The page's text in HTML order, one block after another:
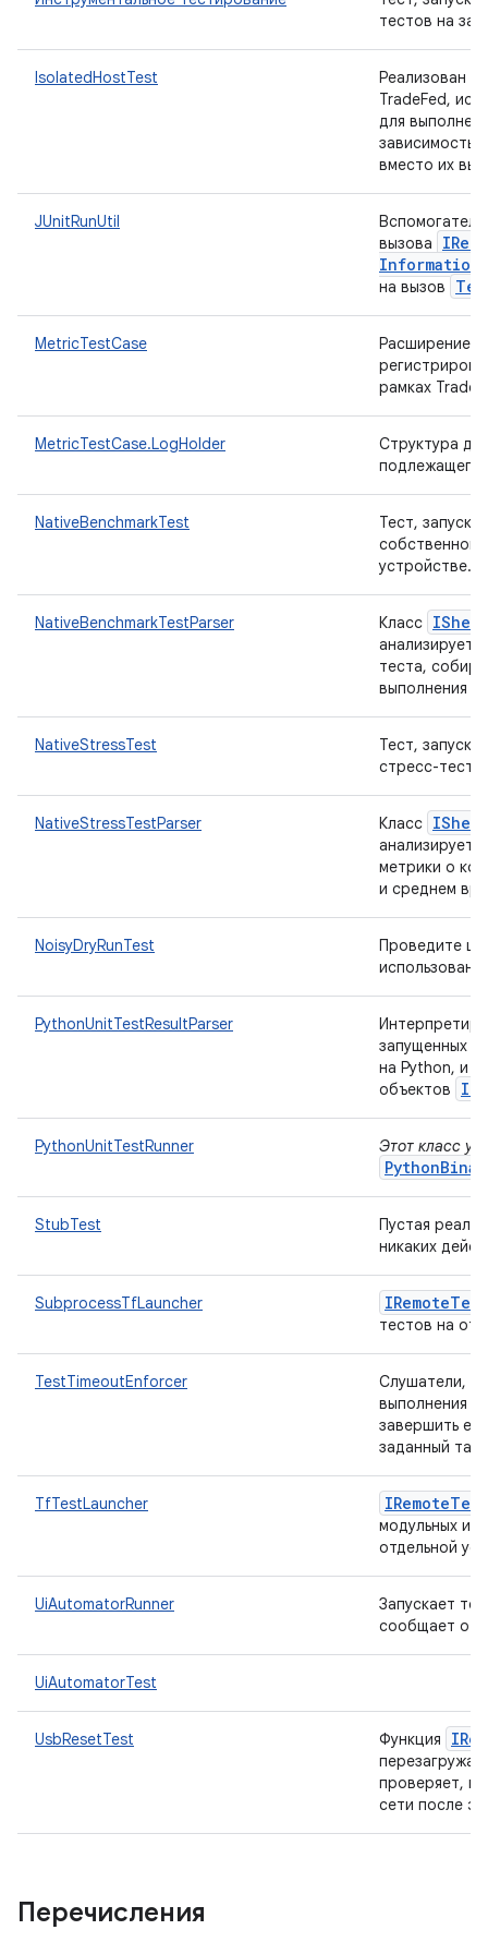
тестов на
IsolatedHostTest
Реализован
TradeFed,
для
вместо их
JUnitRunUtil
вызова
Information
на вызов
MetricTestCase Расширение
рамках
MetricTestCase.LogHolder
Структура
подлежащего
NativeBenchmarkTest
Тест,
устройстве.
NativeBenchmarkTestParser Класс IShell
анализирует
теста,
выполнения
NativeStressTest
Тест,
стресс-теста
NativeStressTestParser Класс IShell
анализирует
метрики о
и среднем
NoisyDryRunTest
Проведите
PythonUnitTestResultParser
запущенных
на Python, и
объектов
PythonUnitTestRunner Этот класс
StubTest
Пустая
никаких
SubprocessTfLauncher IRemoteTest
тестов на
TestTimeoutEnforcer
Слушатели,
выполнения
завершить
заданный
TfTestLauncher IRemoteTest
модульных
отдельной
UiAutomatorRunner
Запускает
сообщает о
UiAutomatorTest
UsbResetTest Функция
проверяет,
сети после
Перечисления